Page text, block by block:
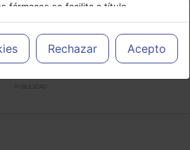
fármacos se facilita a título
responsabilidad de los
prescribir medicamentos y decidir, en
más adecuado a las
Rechazar Acepto